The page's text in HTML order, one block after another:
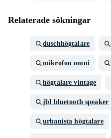
Relaterade sökningar
duschhögtalare
mikrofon omni
högtalare vintage
jbl bluetooth speaker
urbanista högtalare